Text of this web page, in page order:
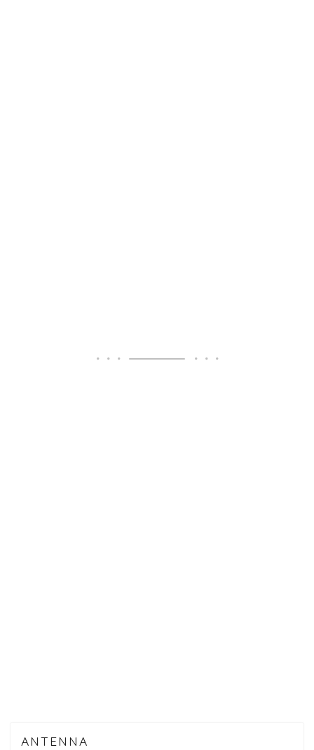
ANTENNA